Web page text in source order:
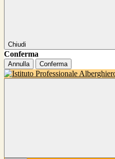
Chiudi
Conferma
Annulla Conferma